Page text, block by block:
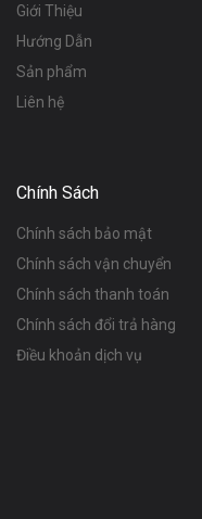
Giới Thiệu
Hướng Dẫn
Sản phẩm
Liên hệ
Chính Sách
Chính sách bảo mật
Chính sách vận chuyển
Chính sách thanh toán
Chính sách đổi trả hàng
Điều khoản dịch vụ